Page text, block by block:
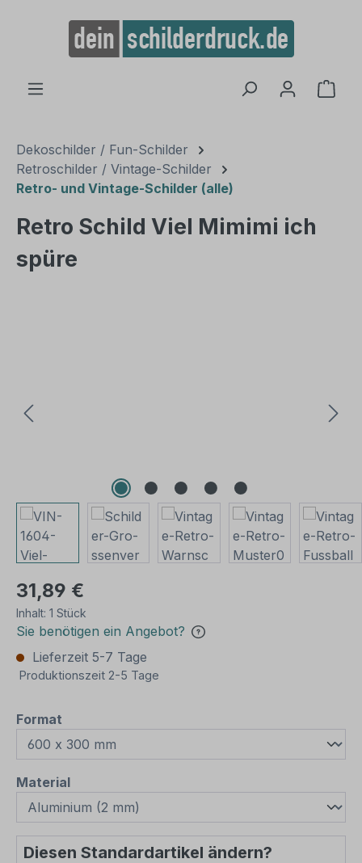
springen
Dekoschilder / Fun-Schilder
Retroschilder / Vintage-Schilder
Retro- und Vintage-Schilder (alle)
Retro Schild Viel Mimimi ich
spüre
31,89 €
Inhalt: 1 Stück
Sie benötigen ein Angebot?
Lieferzeit 5-7 Tage
Produktionszeit 2-5 Tage
Format
Materialauswählen
Diesen Standardartikel ändern?